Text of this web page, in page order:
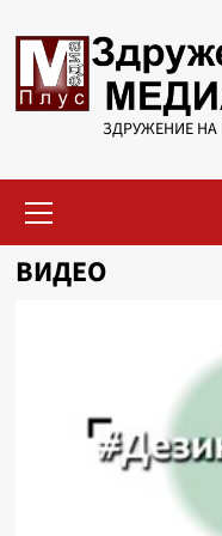
to
content
ЗДРУЖЕНИЕ НА
Menu
ВИДЕО